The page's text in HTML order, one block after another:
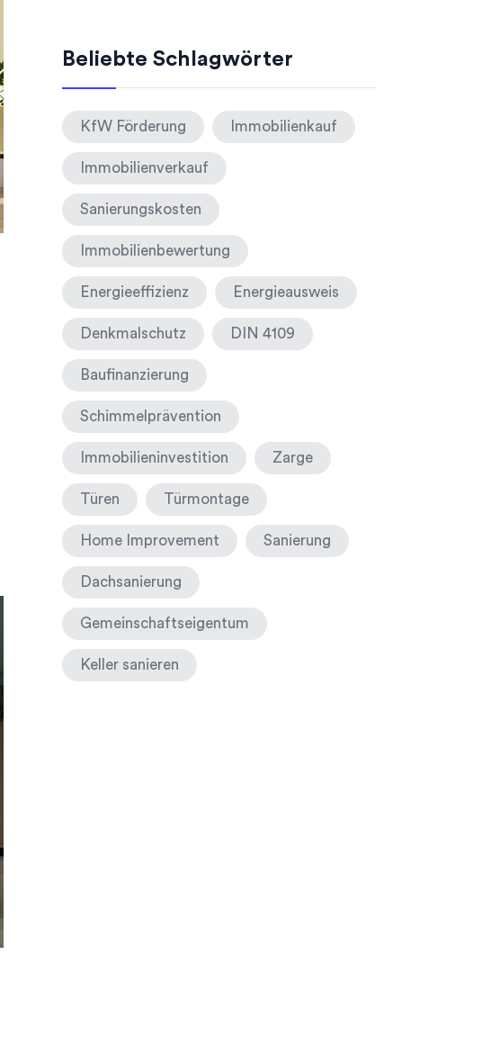
Beliebte Schlagwörter
KfW Förderung Immobilienkauf
Immobilienverkauf
Sanierungskosten
Immobilienbewertung
Energieeffizienz Energieausweis
Denkmalschutz DIN 4109
Baufinanzierung
Schimmelprävention
Immobilieninvestition Zarge
Türen Türmontage
Home Improvement Sanierung
Dachsanierung
Gemeinschaftseigentum
Keller sanieren